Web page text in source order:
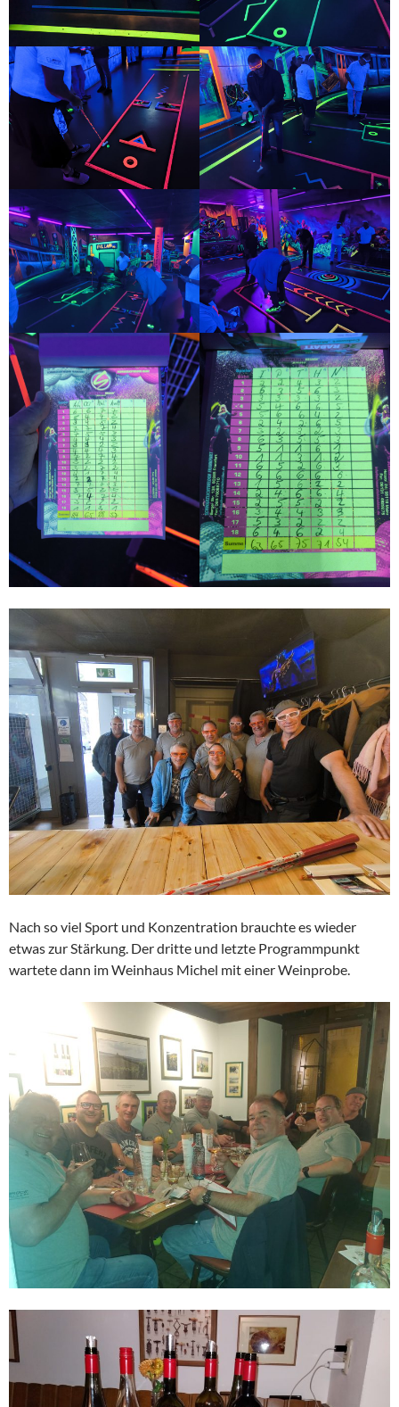
Nach so viel Sport und Konzentration brauchte es wieder
etwas zur Stärkung. Der dritte und letzte Programmpunkt
wartete dann im Weinhaus Michel mit einer Weinprobe.